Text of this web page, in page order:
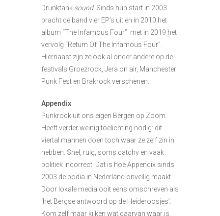
Drunktank sound. Sinds hun start in 2003
bracht de band vier EP’s uit en in 2010 het
album “The Infamous Four” met in 2019 het
vervolg “Return Of The Infamous Four”.
Hiernaast zijn ze ook al onder andere op de
festivals Groezrock, Jera on air, Manchester
Punk Fest en Brakrock verschenen.
Appendix
Punkrock uit ons eigen Bergen op Zoom.
Heeft verder weinig toelichting nodig: dit
viertal mannen doen toch waar ze zelf zin in
hebben. Snel, ruig, soms catchy en vaak
politiek incorrect. Dat is hoe Appendix sinds
2003 de podia in Nederland onveilig maakt.
Door lokale media ooit eens omschreven als
‘het Bergse antwoord op de Heideroosjes’.
Kom zelf maar kijken wat daarvan waar is.